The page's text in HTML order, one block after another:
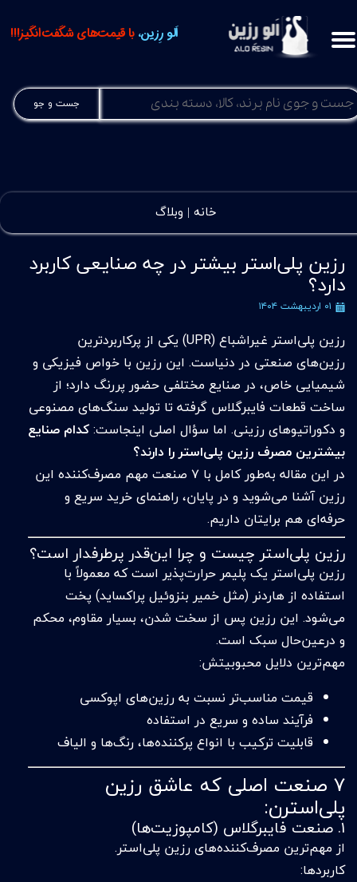
جست و جو
اَلو رِزین، با قیمت‌های شگفت‌انگیز!!!
خانه | وبلاگ
رزین پلی‌استر بیشتر در چه صنایعی کاربرد
دارد؟
۰۱ اردیبهشت ۱۴۰۴
رزین پلی‌استر غیراشباع (UPR) یکی از پرکاربردترین
رزین‌های صنعتی در دنیاست. این رزین با خواص فیزیکی و
شیمیایی خاص، در صنایع مختلفی حضور پررنگ دارد؛ از
ساخت قطعات فایبرگلاس گرفته تا تولید سنگ‌های مصنوعی
و دکوراتیوهای رزینی. اما سؤال اصلی اینجاست:کدام صنایع
بیشترین مصرف رزین پلی‌استر را دارند؟
در این مقاله به‌طور کامل با ۷ صنعت مهم مصرف‌کننده این
رزین آشنا می‌شوید و در پایان، راهنمای خرید سریع و
حرفه‌ای هم برایتان داریم.
رزین پلی‌استر چیست و چرا این‌قدر پرطرفدار است؟
رزین پلی‌استر یک پلیمر حرارت‌پذیر است که معمولاً با
استفاده از هاردنر (مثل خمیر بنزوئیل پراکساید) پخت
می‌شود. این رزین پس از سخت شدن، بسیار مقاوم، محکم
و درعین‌حال سبک است.
مهم‌ترین دلایل محبوبیتش:
قیمت مناسب‌تر نسبت به رزین‌های اپوکسی
فرآیند ساده و سریع در استفاده
قابلیت ترکیب با انواع پرکننده‌ها، رنگ‌ها و الیاف
۷ صنعت اصلی که عاشق رزین
پلی‌استرن:
1. صنعت فایبرگلاس (کامپوزیت‌ها)
از مهم‌ترین مصرف‌کننده‌های رزین پلی‌استر.
کاربردها: